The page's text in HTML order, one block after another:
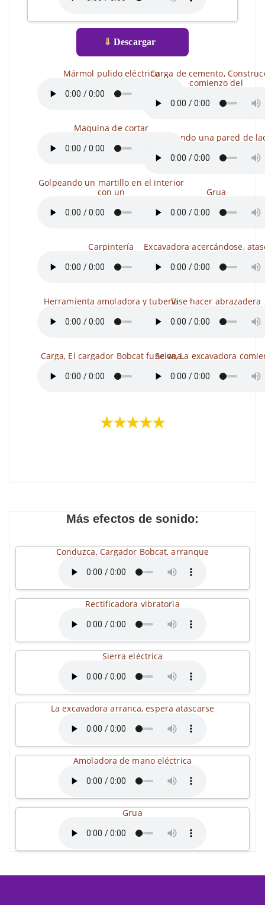
⇓ Descargar
Mármol pulido eléctrico
Maquina de cortar
Golpeando un martillo en el interior
con un
Carpintería
Herramienta amoladora y tubería
Carga, El cargador Bobcat funciona
Carga de cemento,
comienzo del
Martilleando una pared de
Grua
Excavadora acercándose,
Vise hacer abrazadera
Se va, La excavadora
★★★★★
Más efectos de sonido:
Conduzca, Cargador Bobcat, arranque
Rectificadora vibratoria
Sierra eléctrica
La excavadora arranca, espera atascarse
Amoladora de mano eléctrica
Grua